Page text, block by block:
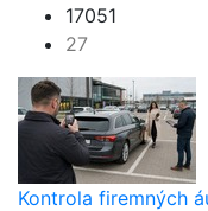
17051
27
Kontrola firemných